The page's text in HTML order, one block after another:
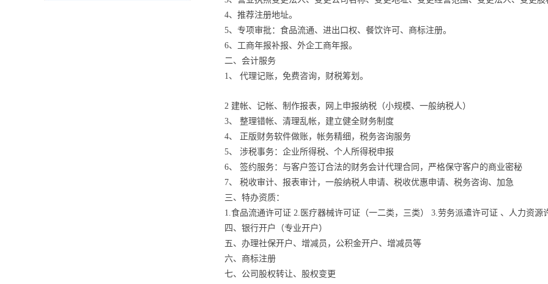
4、推荐注册地址。
5、专项审批：食品流通、进出口权、餐饮许可、商标注册。
6、工商年报补报、外企工商年报。
二、会计服务
1、 代理记账，免费咨询，财税筹划。
2 建帐、记帐、制作报表，网上申报纳税（小规模、一般纳税人）
3、 整理错帐、清理乱帐，建立健全财务制度
4、 正版财务软件做账，帐务精细，税务咨询服务
5、 涉税事务：企业所得税、个人所得税申报
6、 签约服务：与客户签订合法的财务会计代理合同，严格保守客户的商业密秘
7、 税收审计、报表审计，一般纳税人申请、税收优惠申请、税务咨询、加急
三、特办资质：
1.食品流通许可证 2.医疗器械许可证（一二类，三类） 3.劳务派遣许可证 、人力资源
四、银行开户（专业开户）
五、办理社保开户、增减员，公积金开户、增减员等
六、商标注册
七、公司股权转让、股权变更